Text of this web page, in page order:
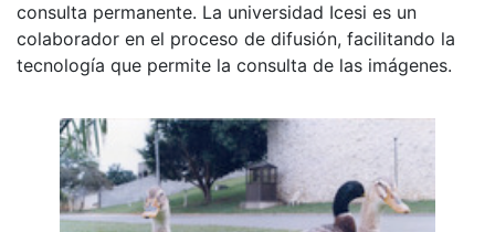
consulta permanente. La universidad Icesi es un
colaborador en el proceso de difusión, facilitando la
tecnología que permite la consulta de las imágenes.